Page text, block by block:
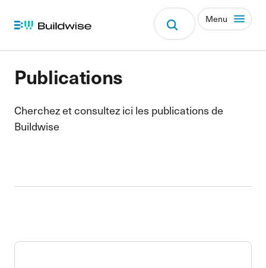
Menu
Publications
Cherchez et consultez ici les publications de
Buildwise